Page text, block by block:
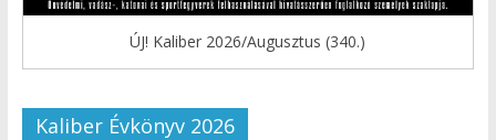
ÚJ! Kaliber 2026/Augusztus (340.)
Kaliber Évkönyv 2026